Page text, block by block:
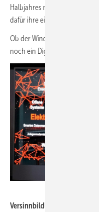
Halbjahres mittels der
dafür ihre eigenen Regeln“,
Ob der Windparkbetrieb
noch ein Digitalisierungs-
Versinnbildlichung, welchen